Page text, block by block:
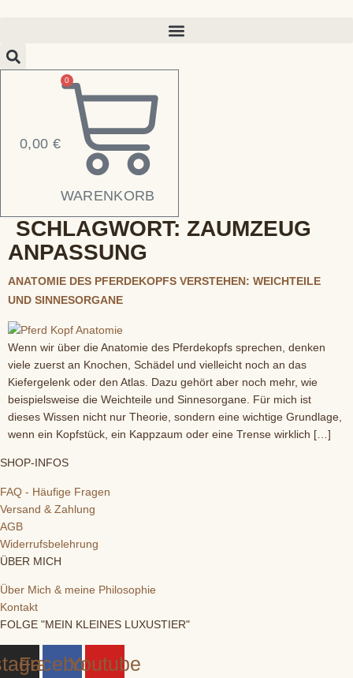
0,00 €
0
WARENKORB
SCHLAGWORT: ZAUMZEUG
ANPASSUNG
ANATOMIE DES PFERDEKOPFS VERSTEHEN: WEICHTEILE
UND SINNESORGANE
Wenn wir über die Anatomie des Pferdekopfs sprechen, denken
viele zuerst an Knochen, Schädel und vielleicht noch an das
Kiefergelenk oder den Atlas. Dazu gehört aber noch mehr, wie
beispielsweise die Weichteile und Sinnesorgane. Für mich ist
dieses Wissen nicht nur Theorie, sondern eine wichtige Grundlage,
wenn ein Kopfstück, ein Kappzaum oder eine Trense wirklich […]
SHOP-INFOS
FAQ - Häufige Fragen
Versand & Zahlung
AGB
Widerrufsbelehrung
ÜBER MICH
Über Mich & meine Philosophie
Kontakt
FOLGE "MEIN KLEINES LUXUSTIER"
FacebookYoutube